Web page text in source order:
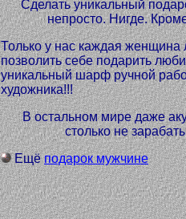
Сделать уникальный
непросто. Нигде.
Только у нас каждая женщина
позволить себе подарить
уникальный шарф ручной
художника!!!
В остальном мире даже
столько не
Ещёподарок мужчине